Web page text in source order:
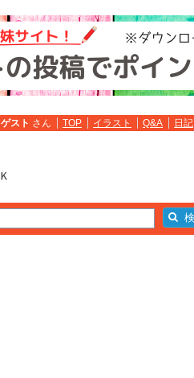
ゲスト さん TOP イラスト Q&A 日記